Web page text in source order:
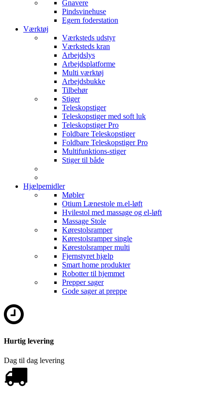
Gnavere
Pindsvinehuse
Egern foderstation
Værktøj
Værksteds udstyr
Værksteds kran
Arbejdslys
Arbejdsplatforme
Multi værktøj
Arbejdsbukke
Tilbehør
Stiger
Teleskopstiger
Teleskopstiger med soft luk
Teleskopstiger Pro
Foldbare Teleskopstiger
Foldbare Teleskopstiger Pro
Multifunktions-stiger
Stiger til både
Hjælpemidler
Møbler
Otium Lænestole m.el-løft
Hvilestol med massage og el-løft
Massage Stole
Kørestolsramper
Kørestolsramper single
Kørestolsramper multi
Fjernstyret hjælp
Smart home produkter
Robotter til hjemmet
Prepper sager
Gode sager at preppe
Hurtig levering
Dag til dag levering